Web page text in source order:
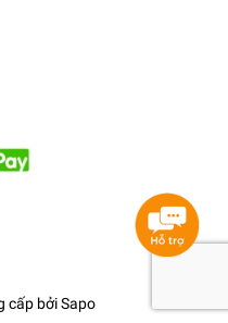
cấp bởiSapo